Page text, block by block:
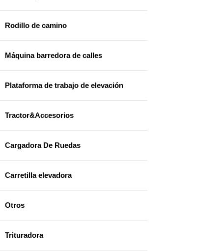
Rodillo de camino
Máquina barredora de calles
Plataforma de trabajo de elevación
Tractor&Accesorios
Cargadora De Ruedas
Carretilla elevadora
Otros
Trituradora